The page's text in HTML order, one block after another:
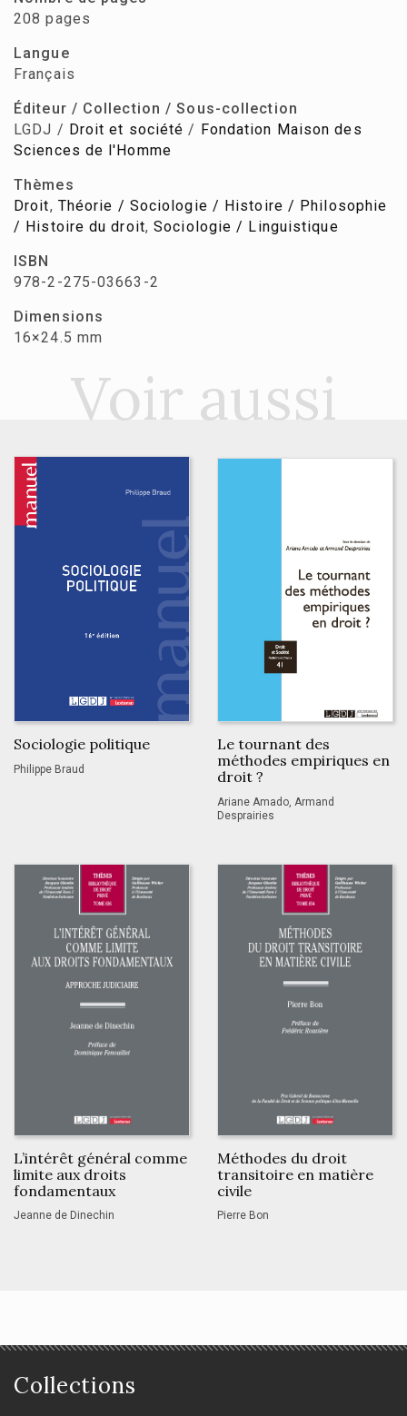
208 pages
Langue
Français
Éditeur / Collection / Sous-collection
LGDJ / Droit et société / Fondation Maison des
Sciences de l'Homme
Thèmes
Droit, Théorie / Sociologie / Histoire / Philosophie
/ Histoire du droit,Sociologie / Linguistique
ISBN
978-2-275-03663-2
Dimensions
16×24.5 mm
Voir aussi
Sociologie politique
Philippe Braud
Le tournant des
méthodes empiriques en
droit ?
Ariane Amado, Armand
Desprairies
L’intérêt général comme
limite aux droits
fondamentaux
Jeanne de Dinechin
Méthodes du droit
transitoire en matière
civile
Pierre Bon
Collections